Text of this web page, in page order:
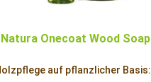
Onecoat Wood Soap
auf pflanzlicher Basis: